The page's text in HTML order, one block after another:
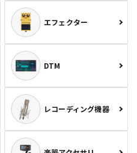
エフェクター
DTM
レコーディング機器